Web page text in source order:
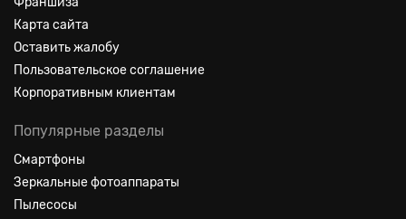
Карта сайта
Оставить жалобу
Пользовательское соглашение
Корпоративным клиентам
Популярные разделы
Смартфоны
Зеркальные фотоаппараты
Пылесосы